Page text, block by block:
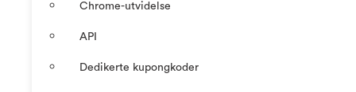
Chrome-utvidelse
API
Dedikerte kupongkoder